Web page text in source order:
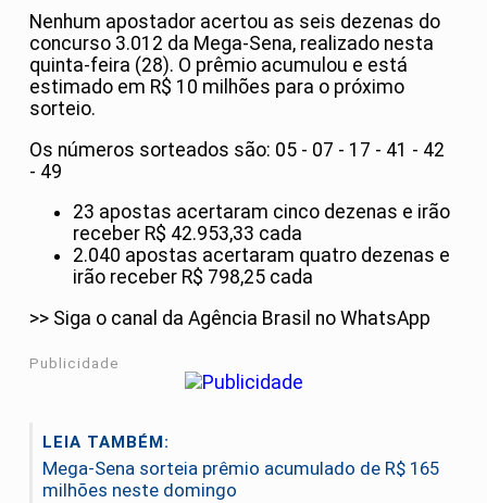
Nenhum apostador acertou as seis dezenas do
concurso 3.012 da Mega-Sena, realizado nesta
quinta-feira (28). O prêmio acumulou e está
estimado em R$ 10 milhões para o próximo
sorteio.
Os números sorteados são: 05 - 07 - 17 - 41 - 42
- 49
23 apostas acertaram cinco dezenas e irão
receber R$ 42.953,33 cada
2.040 apostas acertaram quatro dezenas e
irão receber R$ 798,25 cada
>> Siga o canal da Agência Brasil no WhatsApp
Publicidade
LEIA TAMBÉM:
Mega-Sena sorteia prêmio acumulado de R$ 165
milhões neste domingo